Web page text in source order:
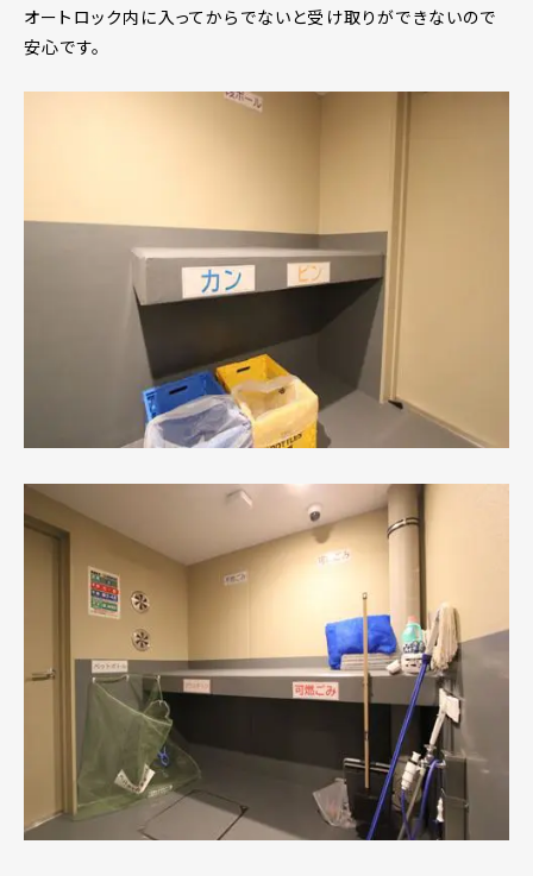
オートロック内に入ってからでないと受け取りができないので
安心です。